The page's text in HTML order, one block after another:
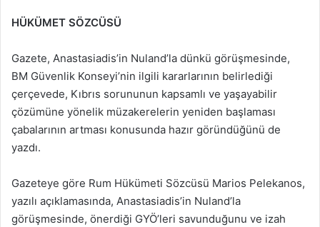
HÜKÜMET SÖZCÜSÜ
Gazete, Anastasiadis’in Nuland’la dünkü görüşmesinde,
BM Güvenlik Konseyi’nin ilgili kararlarının belirlediği
çerçevede, Kıbrıs sorununun kapsamlı ve yaşayabilir
çözümüne yönelik müzakerelerin yeniden başlaması
çabalarının artması konusunda hazır göründüğünü de
yazdı.
Gazeteye göre Rum Hükümeti Sözcüsü Marios Pelekanos,
yazılı açıklamasında, Anastasiadis’in Nuland’la
görüşmesinde, önerdiği GYÖ’leri savunduğunu ve izah